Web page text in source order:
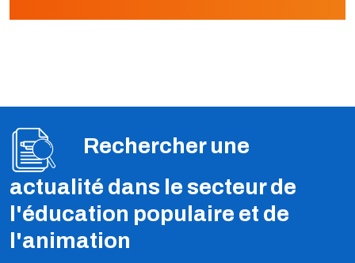
Rechercher une
actualité dans le secteur de
l'éducation populaire et de
l'animation